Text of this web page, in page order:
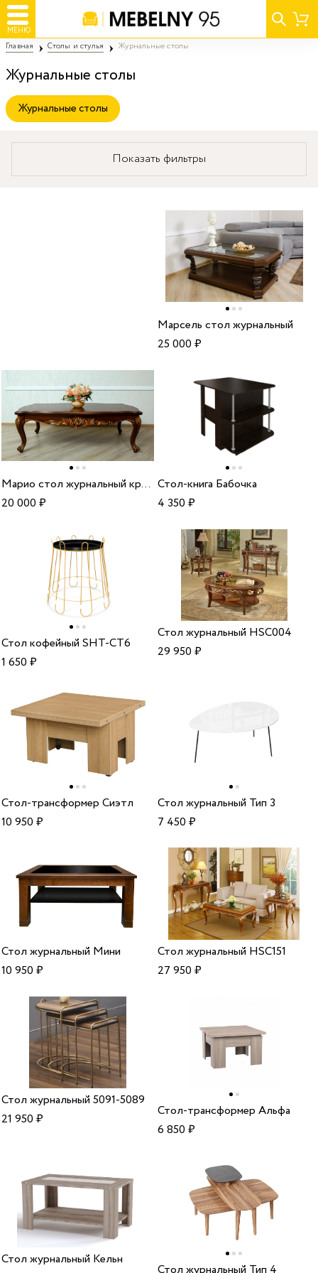
МЕНЮ
Главная Столы и стулья Журнальные столы
Журнальные столы
Журнальные столы
Показать фильтры
Марсель стол журнальный
25 000₽
Марио стол журнальный краснодар
20 000₽
Стол-книга Бабочка
4 350₽
Стол кофейный SHT-CT6
1 650₽
Стол журнальный HSC004
29 950₽
Стол-трансформер Сиэтл
10 950₽
Стол журнальный Тип 3
7 450₽
Стол журнальный Мини
10 950₽
Стол журнальный HSC151
27 950₽
Стол журнальный 5091-5089
21 950₽
Стол-трансформер Альфа
6 850₽
Стол журнальный Кельн